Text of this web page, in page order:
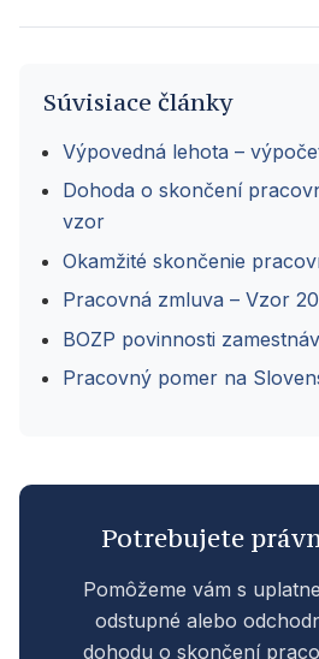
Súvisiace články
Výpovedná lehota –
Dohoda o skončení
vzor
Okamžité skončenie
Pracovná zmluva – Vzor
BOZP povinnosti
Pracovný pomer na
Potrebujete
Pomôžeme vám s
odstupné alebo
dohodu o skončení